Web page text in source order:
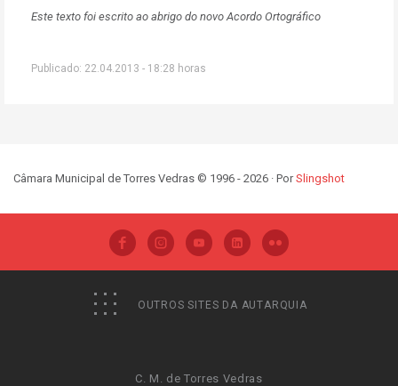
Este texto foi escrito ao abrigo do novo Acordo Ortográfico
Publicado: 22.04.2013 - 18:28 horas
Câmara Municipal de Torres Vedras © 1996 - 2026 · PorSlingshot
OUTROS SITES DA AUTARQUIA
C. M. de Torres Vedras